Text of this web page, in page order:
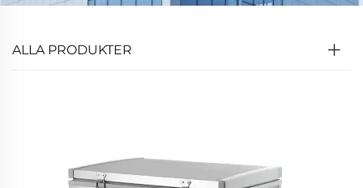
ALLA PRODUKTER